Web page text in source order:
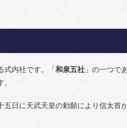
式内社です。「和泉五社 」の一つで
五日に天武天皇の勅願により信太首